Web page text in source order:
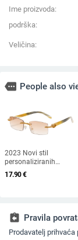
Ime proizvoda:
podrška:
Veličina:
more People also
2023 Novi stil
personaliziranih
sunčanih naočala s
dijamantnim
hip hop sunčane
naočale u uličnom
stilu
17.90€
assignment_return Pravila
Prodavatelj prihvaća